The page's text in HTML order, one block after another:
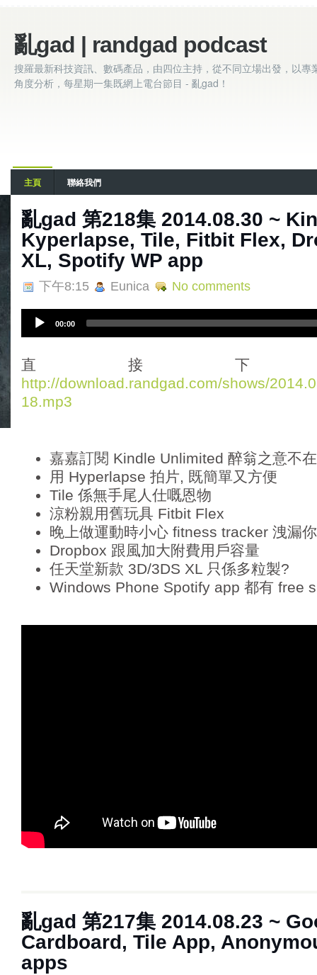
亂gad | randgad podcast
搜羅最新科技資訊、數碼產品，由四位主持，從不同立場出發，以專
角度分析，每星期一集既網上電台節目 - 亂gad！
主頁 聯絡我們
亂gad 第218集 2014.08.30 ~
Kyperlapse, Tile, Fitbit Flex,
XL, Spotify WP app
下午8:15 Eunica No comments
i
o
P
00:00
直接
http://download.randgad.com/shows/
18.mp3
嘉嘉訂閱 Kindle Unlimited 醉翁之意不
用 Hyperlapse 拍片, 既簡單又方便
Tile 係無手尾人仕嘅恩物
涼粉親用舊玩具 Fitbit Flex
晚上做運動時小心 fitness tracker 洩漏
Dropbox 跟風加大附費用戶容量
任天堂新款 3D/3DS XL 只係多粒製?
Windows Phone Spotify app 都有 free
亂gad 第217集 2014.08.23 ~
Cardboard, Tile App,
apps